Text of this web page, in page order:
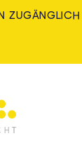
ZUGÄNGLICH